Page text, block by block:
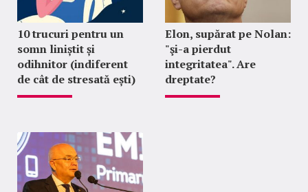
10 trucuri pentru un
somn liniștit și
odihnitor (indiferent
de cât de stresată ești)
Elon, supărat pe Nolan:
"şi-a pierdut
integritatea". Are
dreptate?